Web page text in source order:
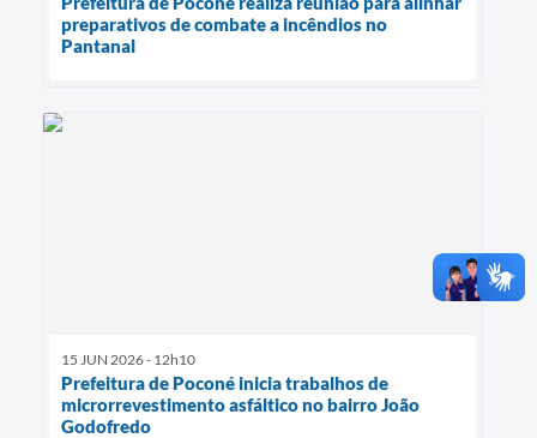
preparativos de combate a incêndios no
Pantanal
15 JUN 2026 - 12h10
Prefeitura de Poconé inicia trabalhos de
microrrevestimento asfáltico no bairro João
Godofredo